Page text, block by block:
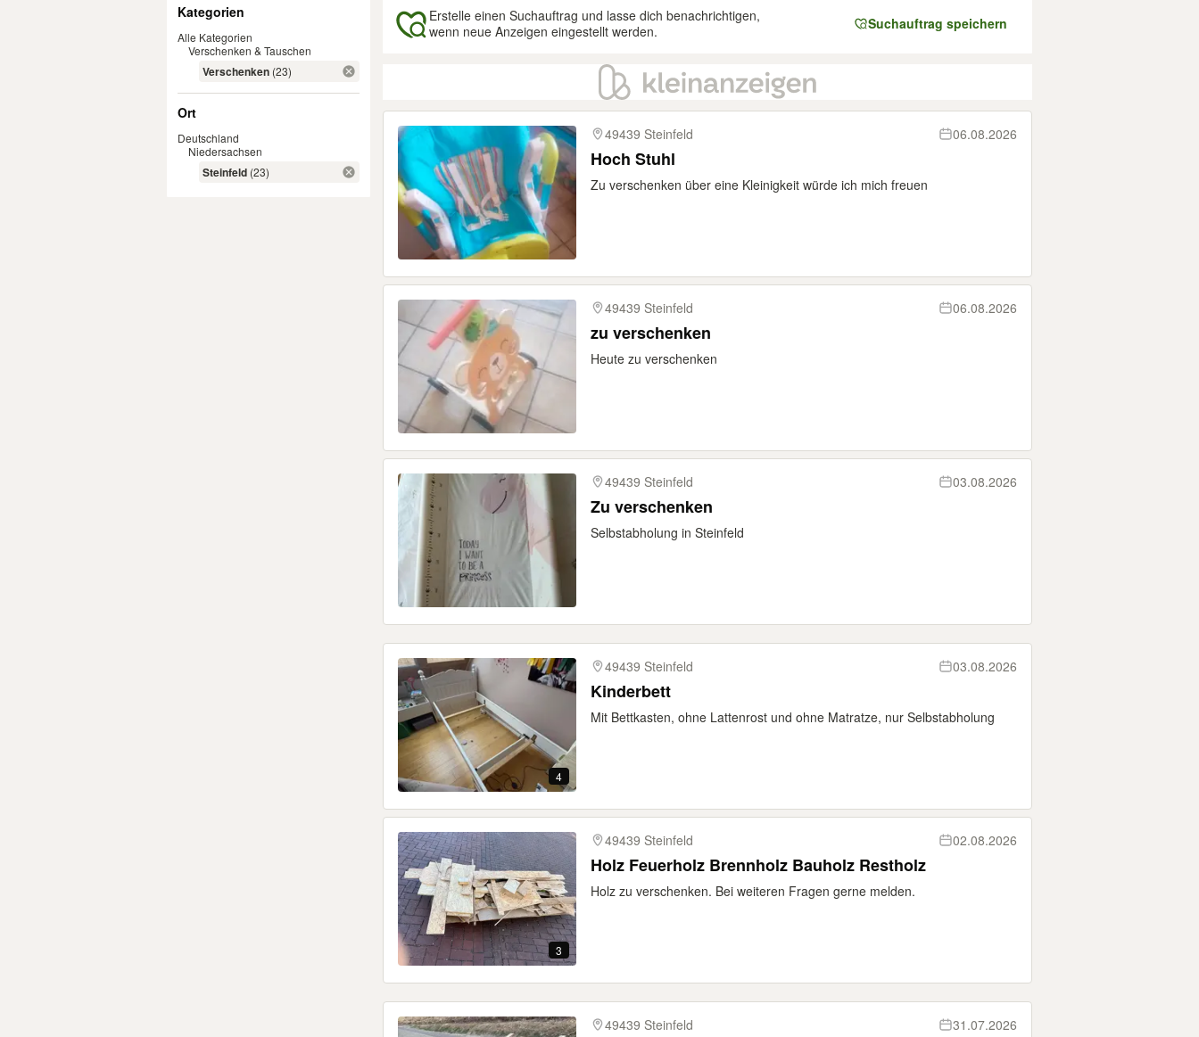
Kategorien
Alle Kategorien
Verschenken & Tauschen
Verschenken (23)
Ort
Deutschland
Niedersachsen
Steinfeld (23)
Erstelle einen Suchauftrag und lasse dich benachrichtigen,
wenn neue Anzeigen eingestellt werden.
Suchauftrag speichern
Ergebnisse
49439 Steinfeld
06.08.2026
Hoch Stuhl
Zu verschenken über eine Kleinigkeit würde ich mich freuen
49439 Steinfeld 06.08.2026
zu verschenken
Heute zu verschenken
49439 Steinfeld 03.08.2026
Zu verschenken
Selbstabholung in Steinfeld
4
49439 Steinfeld 03.08.2026
Kinderbett
Mit Bettkasten, ohne Lattenrost und ohne Matratze, nur Selbstabholung
3
49439 Steinfeld 02.08.2026
Holz Feuerholz Brennholz Bauholz Restholz
Holz zu verschenken. Bei weiteren Fragen gerne melden.
49439 Steinfeld 31.07.2026